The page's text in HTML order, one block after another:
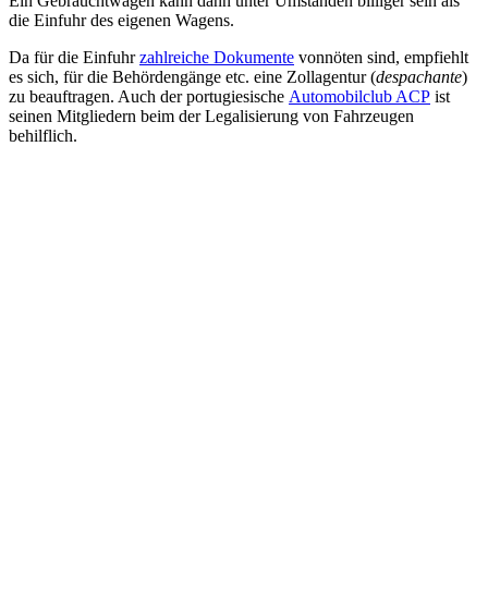
die Einfuhr des eigenen Wagens.
Da für die Einfuhrzahlreiche Dokumente vonnöten sind, empfiehlt
es sich, für die Behördengänge etc. eine Zollagentur (despachante)
zu beauftragen. Auch der portugiesische Automobilclub ACP ist
seinen Mitgliedern beim der Legalisierung von Fahrzeugen
behilflich.